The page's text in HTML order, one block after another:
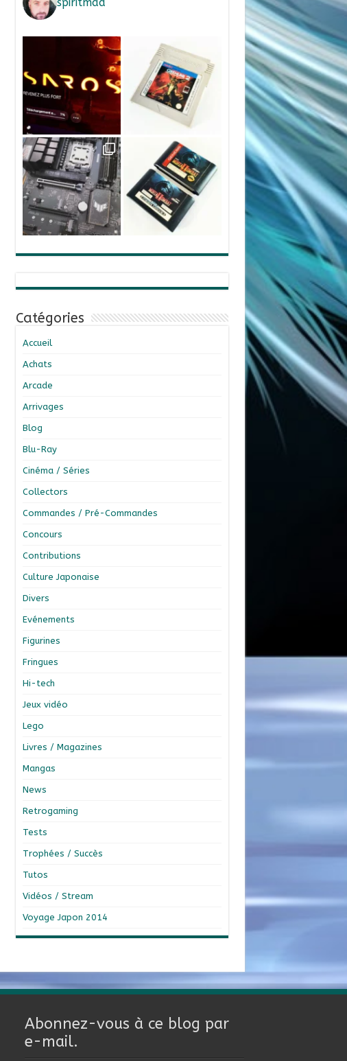
Catégories
Accueil
Achats
Arcade
Arrivages
Blog
Blu-Ray
Cinéma / Séries
Collectors
Commandes / Pré-Commandes
Concours
Contributions
Culture Japonaise
Divers
Evénements
Figurines
Fringues
Hi-tech
Jeux vidéo
Lego
Livres / Magazines
Mangas
News
Retrogaming
Tests
Trophées / Succès
Tutos
Vidéos / Stream
Voyage Japon 2014
Abonnez-vous à ce blog par
e-mail.